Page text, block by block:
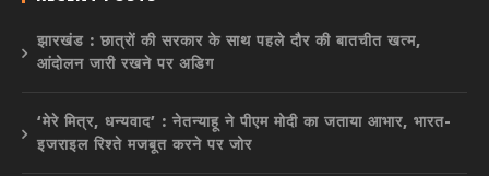
झारखंड : छात्रों की सरकार के साथ पहले दौर की बातचीत खत्म,
आंदोलन जारी रखने पर अडिग
‘मेरे मित्र, धन्यवाद’ : नेतन्याहू ने पीएम मोदी का जताया आभार, भारत-
इजराइल रिश्ते मजबूत करने पर जोर